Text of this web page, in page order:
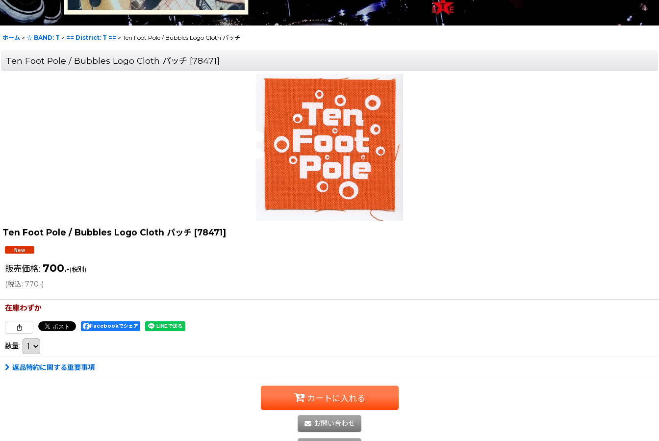
ホーム > ☆ BAND: T > == District: T == > Ten Foot Pole / Bubbles Logo Cloth パッチ
Ten Foot Pole / Bubbles Logo Cloth パッチ [78471]
Ten Foot Pole / Bubbles Logo Cloth パッチ [78471]
販売価格: 700.-(税別)
(税込: 770.-)
在庫わずか
Facebookでシェア
数量:
返品特約に関する重要事項
カートに入れる
お問い合わせ